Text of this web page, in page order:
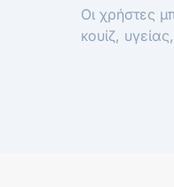
Οι χρήστες
κουίζ,